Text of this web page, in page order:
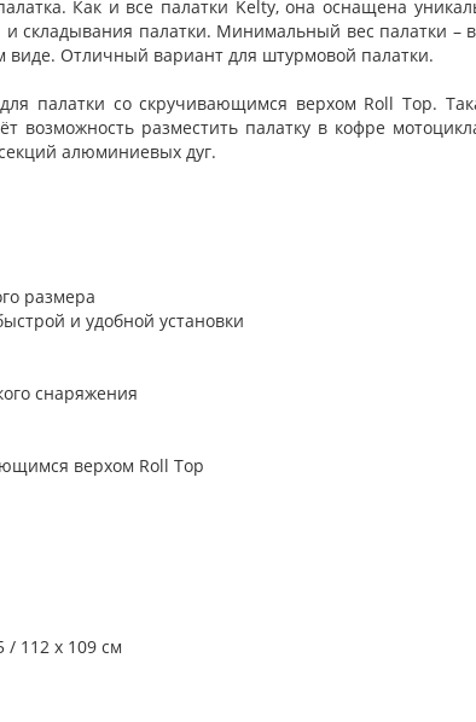
Как и все палатки Kelty, она оснащена
и складывания палатки. Минимальный вес палатки –
виде. Отличный вариант для штурмовой палатки.
палатки со скручивающимся верхом Roll Top.
возможность разместить палатку в кофре
алюминиевых дуг.
размера
и удобной установки
снаряжения
верхом Roll Top
/ 112 х 109 см